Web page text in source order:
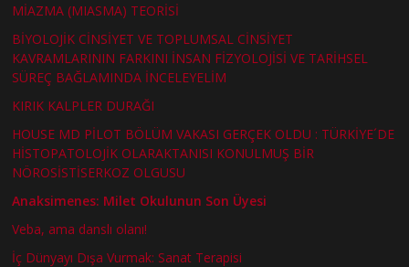
MİAZMA (MIASMA) TEORİSİ
BİYOLOJİK CİNSİYET VE TOPLUMSAL CİNSİYET
KAVRAMLARININ FARKINI İNSAN FİZYOLOJİSİ VE TARİHSEL
SÜREÇ BAĞLAMINDA İNCELEYELİM
KIRIK KALPLER DURAĞI
HOUSE MD PİLOT BÖLÜM VAKASI GERÇEK OLDU : TÜRKİYE´DE
HİSTOPATOLOJİK OLARAKTANISI KONULMUŞ BİR
NÖROSİSTİSERKOZ OLGUSU
Anaksimenes: Milet Okulunun Son Üyesi
Veba, ama danslı olanı!
İç Dünyayı Dışa Vurmak: Sanat Terapisi